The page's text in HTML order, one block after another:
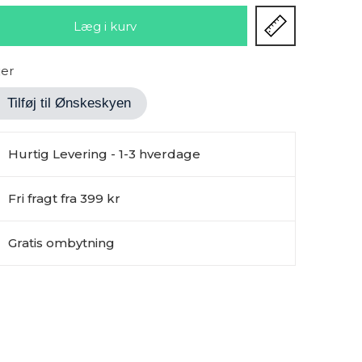
Tilføj til Ønskeskyen
Hurtig Levering - 1-3 hverdage
Fri fragt fra 399 kr
Gratis ombytning